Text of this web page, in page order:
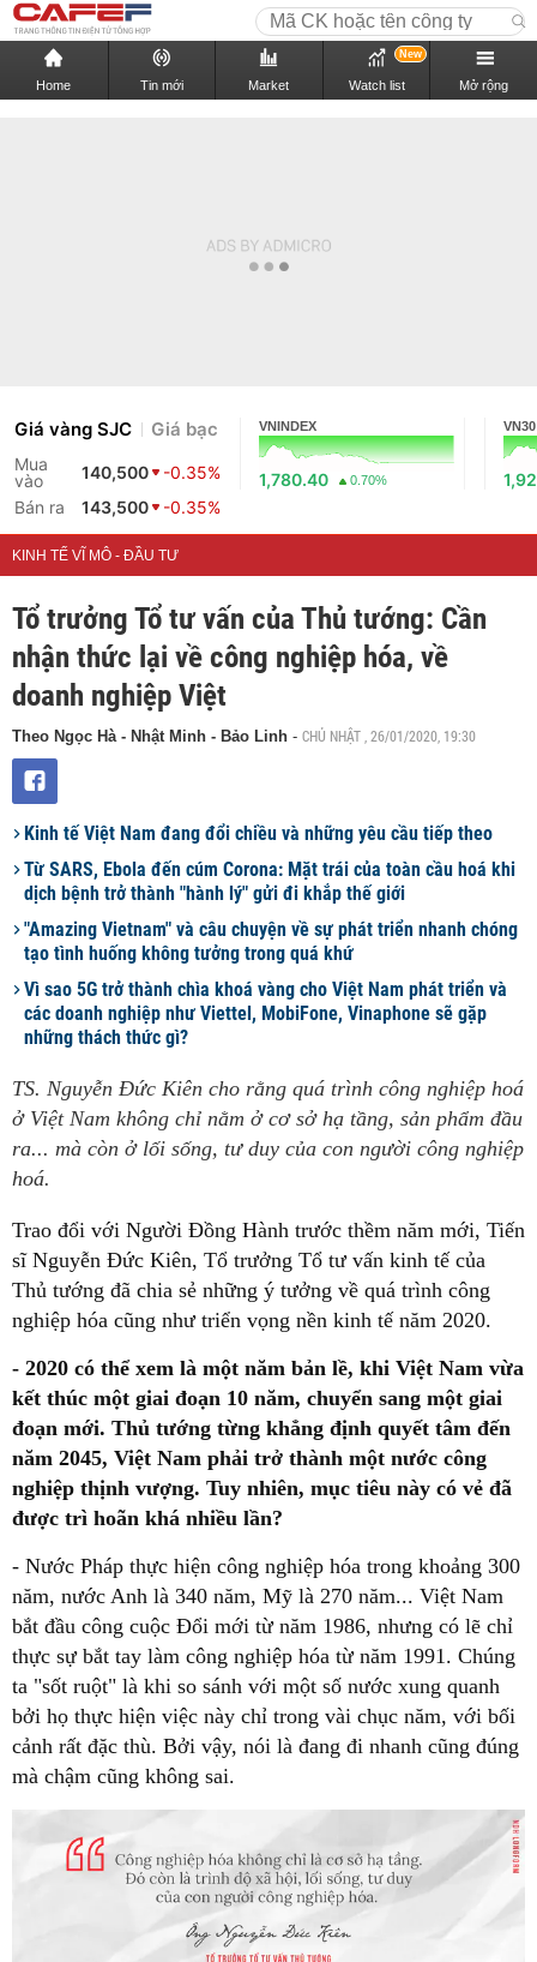
Home Tin mới Market Watch list
New
Mở rộng
Giá vàng SJC Giá bạc
Mua
vào
140,500
-0.35%
Bán ra
143,500 -0.35%
VNINDEX
1,780.40 0.70%
VN30
KINH TẾ VĨ MÔ - ĐẦU TƯ
Tổ trưởng Tổ tư vấn của Thủ tướng: Cần
nhận thức lại về công nghiệp hóa, về
doanh nghiệp Việt
Theo Ngọc Hà - Nhật Minh - Bảo Linh - CHỦ NHẬT , 26/01/2020, 19:30
Kinh tế Việt Nam đang đổi chiều và những yêu cầu tiếp theo
Từ SARS, Ebola đến cúm Corona: Mặt trái của toàn cầu hoá khi
dịch bệnh trở thành "hành lý" gửi đi khắp thế giới
"Amazing Vietnam" và câu chuyện về sự phát triển nhanh chóng
tạo tình huống không tưởng trong quá khứ
Vì sao 5G trở thành chìa khoá vàng cho Việt Nam phát triển và
các doanh nghiệp như Viettel, MobiFone, Vinaphone sẽ gặp
những thách thức gì?
TS. Nguyễn Đức Kiên cho rằng quá trình công nghiệp hoá
ở Việt Nam không chỉ nằm ở cơ sở hạ tầng, sản phẩm đầu
ra... mà còn ở lối sống, tư duy của con người công nghiệp
hoá.
Trao đổi với Người Đồng Hành trước thềm năm mới, Tiến
sĩ Nguyễn Đức Kiên, Tổ trưởng Tổ tư vấn kinh tế của
Thủ tướng đã chia sẻ những ý tưởng về quá trình công
nghiệp hóa cũng như triển vọng nền kinh tế năm 2020.
- 2020 có thể xem là một năm bản lề, khi Việt Nam vừa
kết thúc một giai đoạn 10 năm, chuyển sang một giai
đoạn mới. Thủ tướng từng khẳng định quyết tâm đến
năm 2045, Việt Nam phải trở thành một nước công
nghiệp thịnh vượng. Tuy nhiên, mục tiêu này có vẻ đã
được trì hoãn khá nhiều lần?
- Nước Pháp thực hiện công nghiệp hóa trong khoảng 300
năm, nước Anh là 340 năm, Mỹ là 270 năm... Việt Nam
bắt đầu công cuộc Đổi mới từ năm 1986, nhưng có lẽ chỉ
thực sự bắt tay làm công nghiệp hóa từ năm 1991. Chúng
ta "sốt ruột" là khi so sánh với một số nước xung quanh
bởi họ thực hiện việc này chỉ trong vài chục năm, với bối
cảnh rất đặc thù. Bởi vậy, nói là đang đi nhanh cũng đúng
mà chậm cũng không sai.